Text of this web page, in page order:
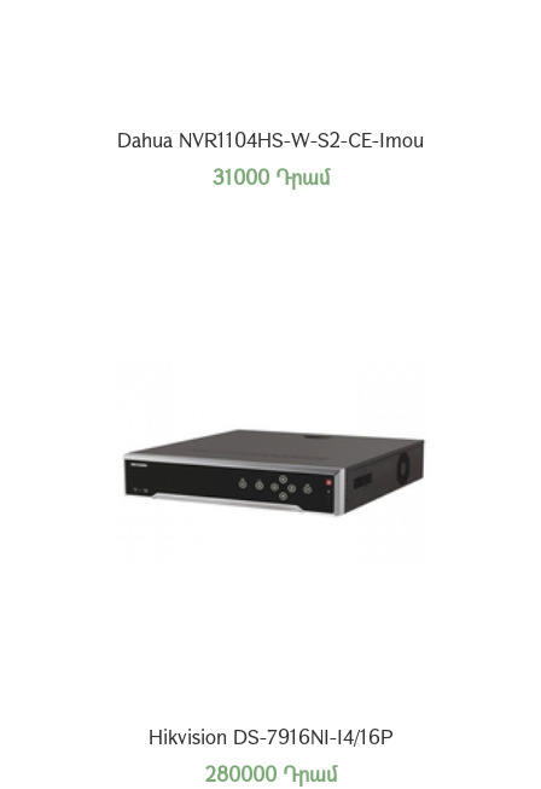
Dahua NVR1104HS-W-S2-CE-Imou
31000 Դրամ
Hikvision DS-7916NI-I4/16P
280000 Դրամ